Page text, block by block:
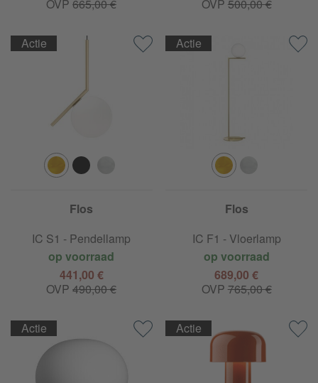
OVP665,00 € OVP 500,00 €
Flos
IC S1 - Pendellamp
op voorraad
441,00 €
OVP490,00 €
Actie
Flos
IC F1 - Vloerlamp
op voorraad
689,00 €
OVP 765,00 €
Actie
Actie Actie